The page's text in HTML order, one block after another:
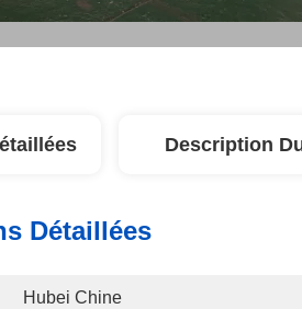
Description
Détaillées
Hubei Chine